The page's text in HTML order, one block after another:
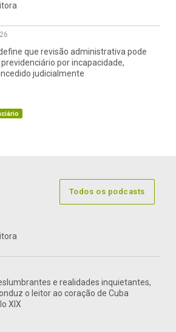
que revisão administrativa pode
por incapacidade,
judicialmente
Todos os podcasts
e realidades inquietantes,
o leitor ao coração de Cuba
XIX